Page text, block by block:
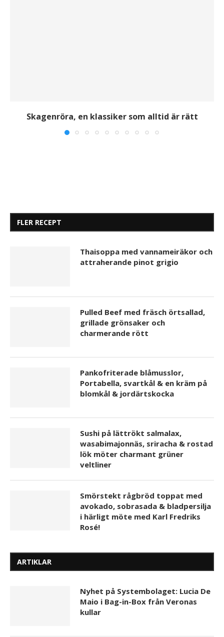
Skagenröra, en klassiker som alltid är rätt
FLER RECEPT
Thaisoppa med vannameiräkor och
attraherande pinot grigio
Pulled Beef med fräsch örtsallad,
grillade grönsaker och
charmerande rött
Pankofriterade blåmusslor,
Portabella, svartkål & en kräm på
blomkål & jordärtskocka
Sushi på lättrökt salmalax,
wasabimajonnäs, sriracha & rostad
lök möter charmant grüner
veltliner
Smörstekt rågbröd toppat med
avokado, sobrasada & bladpersilja
i härligt möte med Karl Fredriks
Rosé!
ARTIKLAR
Nyhet på Systembolaget: Lucia De
Maio i Bag-in-Box från Veronas
kullar